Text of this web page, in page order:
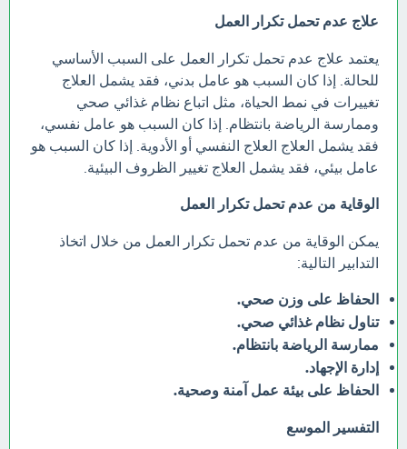
علاج عدم تحمل تكرار العمل
يعتمد علاج عدم تحمل تكرار العمل على السبب الأساسي
للحالة. إذا كان السبب هو عامل بدني، فقد يشمل العلاج
تغييرات في نمط الحياة، مثل اتباع نظام غذائي صحي
وممارسة الرياضة بانتظام. إذا كان السبب هو عامل نفسي،
فقد يشمل العلاج العلاج النفسي أو الأدوية. إذا كان السبب هو
عامل بيئي، فقد يشمل العلاج تغيير الظروف البيئية.
الوقاية من عدم تحمل تكرار العمل
يمكن الوقاية من عدم تحمل تكرار العمل من خلال اتخاذ
التدابير التالية:
الحفاظ على وزن صحي.
تناول نظام غذائي صحي.
ممارسة الرياضة بانتظام.
إدارة الإجهاد.
الحفاظ على بيئة عمل آمنة وصحية.
التفسير الموسع